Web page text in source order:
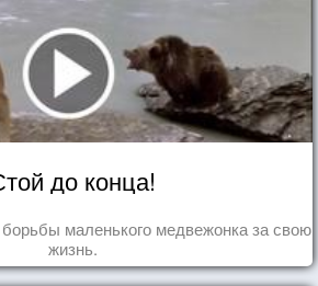
до конца!
маленького медвежонка за свою
жизнь.